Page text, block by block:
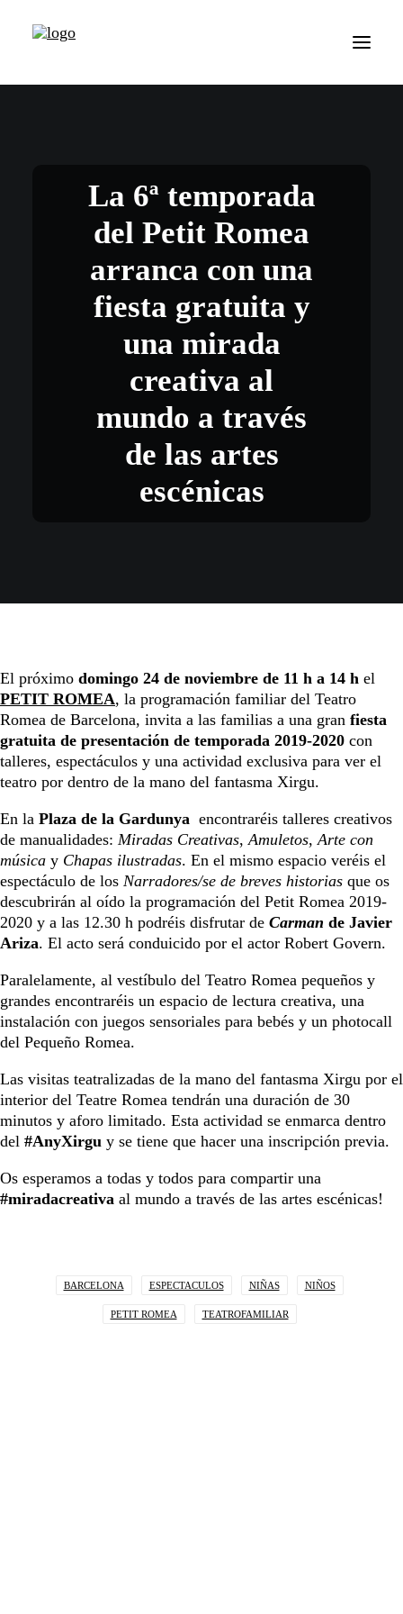
La 6ª temporada
del Petit Romea
arranca con una
fiesta gratuita y
una mirada
creativa al
mundo a través
de las artes
escénicas
El próximo domingo 24 de noviembre de 11 h a 14 h el
PETIT ROMEA, la programación familiar del Teatro
Romea de Barcelona, invita a las familias a una gran fiesta
gratuita de presentación de temporada 2019-2020 con
talleres, espectáculos y una actividad exclusiva para ver el
teatro por dentro de la mano del fantasma Xirgu.
En la Plaza de la Gardunya encontraréis talleres creativos
de manualidades: Miradas Creativas,Amuletos,Arte con
música y Chapas ilustradas. En el mismo espacio veréis el
espectáculo de los Narradores/se de breves historias que os
descubrirán al oído la programación del Petit Romea 2019-
2020 y a las 12.30 h podréis disfrutar de Carman de Javier
Ariza. El acto será conduicido por el actor Robert Govern.
Paralelamente, al vestíbulo del Teatro Romea pequeños y
grandes encontraréis un espacio de lectura creativa, una
instalación con juegos sensoriales para bebés y un photocall
del Pequeño Romea.
Las visitas teatralizadas de la mano del fantasma Xirgu por el
interior del Teatre Romea tendrán una duración de 30
minutos y aforo limitado. Esta actividad se enmarca dentro
del #AnyXirgu y se tiene que hacer una inscripción previa.
Os esperamos a todas y todos para compartir una
#miradacreativa al mundo a través de las artes escénicas!
BARCELONA ESPECTACULOS NIÑAS NIÑOS
PETIT ROMEA TEATROFAMILIAR